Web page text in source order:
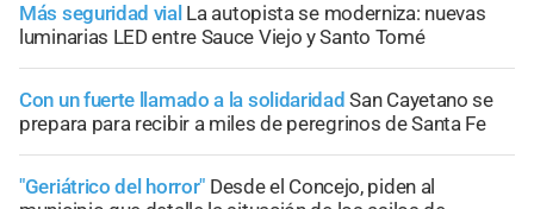
Más seguridad vial La autopista se moderniza: nuevas
luminarias LED entre Sauce Viejo y Santo Tomé
Con un fuerte llamado a la solidaridad San Cayetano se
prepara para recibir a miles de peregrinos de Santa Fe
"Geriátrico del horror" Desde el Concejo, piden al